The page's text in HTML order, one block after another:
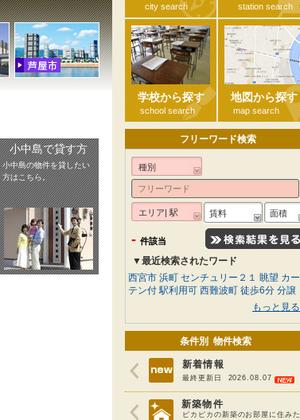
小中島で貸す方
小中島の物件を貸したい
方はこちら。
city search station search
学校から探す
school search
地図から探す
map search
フリーワード検索
種別
エリア| 駅 賃料 面積
- 件該当
▼最近検索されたワード
西宮市 浜町 センチュリー２１ 眺望 カー
テン付 駅利用可 西難波町 徒歩6分 分譲
もっと見る
条件別 物件検索
新着情報
最終更新日 2026.08.07
新築物件
ピカピカの新築のお部屋に住みた